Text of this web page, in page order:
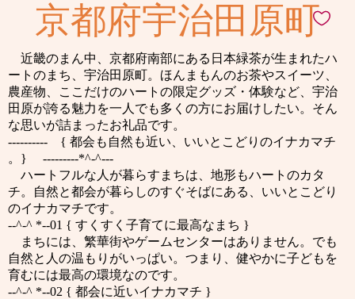
京都府宇治田原町
近畿のまん中、京都府南部にある日本緑茶が生まれたハ
ートのまち、宇治田原町。ほんまもんのお茶やスイーツ、
農産物、ここだけのハートの限定グッズ・体験など、宇治
田原が誇る魅力を一人でも多くの方にお届けしたい。そん
な思いが詰まったお礼品です。
---------- { 都会も自然も近い、いいとこどりのイナカマチ
。} ---------*^-^---
ハートフルな人が暮らすまちは、地形もハートのカタ
チ。自然と都会が暮らしのすぐそばにある、いいとこどり
のイナカマチです。
--^-^ *--01 { すくすく子育てに最高なまち }
まちには、繁華街やゲームセンターはありません。でも
自然と人の温もりがいっぱい。つまり、健やかに子どもを
育むには最高の環境なのです。
--^-^ *--02 { 都会に近いイナカマチ }